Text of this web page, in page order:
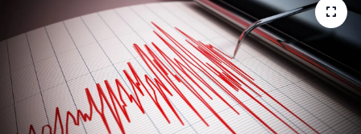
Sanat
Bölge
Teknoloji